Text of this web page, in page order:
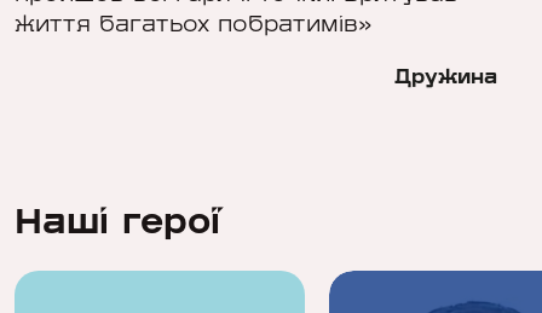
життя багатьох побратимів»
Дружина
Наші герої